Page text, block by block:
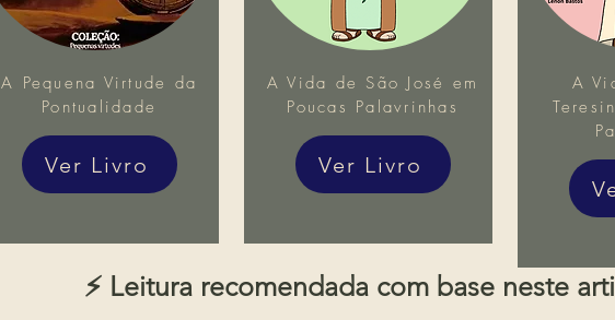
⚡ Leitura recomendada com base neste
A Pequena Virtude da
Pontualidade
Ver Livro
A Vida de São José em
Poucas Palavrinhas
Ver Livro
A